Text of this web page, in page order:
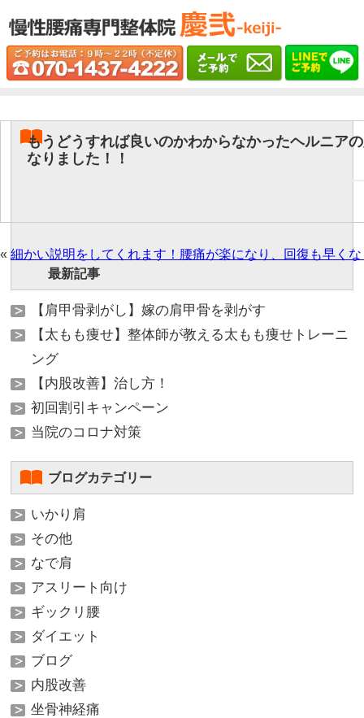
もうどうすれば良いのかわからなかったヘルニア
なりました！！
« 細かい説明をしてくれます！腰痛が楽になり、回復も早く
最新記事
【肩甲骨剥がし】嫁の肩甲骨を剥がす
【太もも痩せ】整体師が教える太もも痩せトレーニ
ング
【内股改善】治し方！
初回割引キャンペーン
当院のコロナ対策
ブログカテゴリー
いかり肩
その他
なで肩
アスリート向け
ギックリ腰
ダイエット
ブログ
内股改善
坐骨神経痛